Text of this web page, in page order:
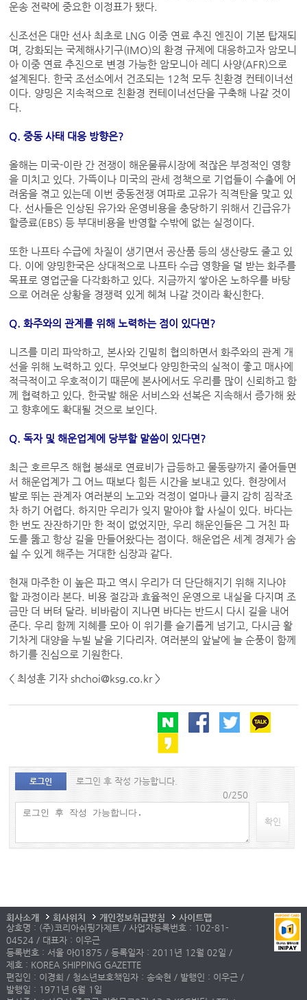
운송 전략에 중요한 이정표가 됐다.
신조선은 대만 선사 최초로 LNG 이중 연료 추진 엔진이 기본 탑재되
며, 강화되는 국제해사기구(IMO)의 환경 규제에 대응하고자 암모니
아 이중 연료 추진으로 변경 가능한 암모니아 레디 사양(AFR)으로
설계된다. 한국 조선소에서 건조되는 12척 모두 친환경 컨테이너선
이다. 양밍은 지속적으로 친환경 컨테이너선단을 구축해 나갈 것이
다.
Q. 중동 사태 대응 방향은?
올해는 미국-이란 간 전쟁이 해운물류시장에 적잖은 부정적인 영향
을 미치고 있다. 가뜩이나 미국의 관세 정책으로 기업들이 수출에 어
려움을 겪고 있는데 이번 중동전쟁 여파로 고유가 직격탄을 맞고 있
다. 선사들은 인상된 유가와 운영비용을 충당하기 위해서 긴급유가
할증료(EBS) 등 부대비용을 반영할 수밖에 없는 실정이다.
또한 나프타 수급에 차질이 생기면서 공산품 등의 생산량도 줄고 있
다. 이에 양밍한국은 상대적으로 나프타 수급 영향을 덜 받는 화주를
목표로 영업군을 다각화하고 있다. 지금까지 쌓아온 노하우를 바탕
으로 어려운 상황을 경쟁력 있게 헤쳐 나갈 것이라 확신한다.
Q. 화주와의 관계를 위해 노력하는 점이 있다면?
니즈를 미리 파악하고, 본사와 긴밀히 협의하면서 화주와의 관계 개
선을 위해 노력하고 있다. 무엇보다 양밍한국의 실적이 좋고 매사에
적극적이고 우호적이기 때문에 본사에서도 우리를 많이 신뢰하고 함
께 협력하고 있다. 한국발 해운 서비스와 선복은 지속해서 증가해 왔
고 향후에도 확대될 것으로 보인다.
Q. 독자 및 해운업계에 당부할 말씀이 있다면?
최근 호르무즈 해협 봉쇄로 연료비가 급등하고 물동량까지 줄어들면
서 해운업계가 그 어느 때보다 힘든 시간을 보내고 있다. 현장에서
발로 뛰는 관계자 여러분의 노고와 걱정이 얼마나 클지 감히 짐작조
차 하기 어렵다. 하지만 우리가 잊지 말아야 할 사실이 있다. 바다는
한 번도 잔잔하기만 한 적이 없었지만, 우리 해운인들은 그 거친 파
도를 뚫고 항상 길을 만들어왔다는 점이다. 해운업은 세계 경제가 숨
쉴 수 있게 해주는 거대한 심장과 같다.
현재 마주한 이 높은 파고 역시 우리가 더 단단해지기 위해 지나야
할 과정이라 본다. 비용 절감과 효율적인 운영으로 내실을 다지며 조
금만 더 버텨 달라. 비바람이 지나면 바다는 반드시 다시 길을 내어
준다. 우리 함께 지혜를 모아 이 위기를 슬기롭게 넘기고, 다시금 활
기차게 대양을 누빌 날을 기다리자. 여러분의 앞날에 늘 순풍이 함께
하기를 진심으로 기원한다.
< 최성훈 기자 shchoi@ksg.co.kr >
로그인
로그인 후 작성 가능합니다.
0/250
확인
회사소개 회사위치 개인정보취급방침
사이트맵
상호명 : (주)코리아쉬핑가제트 / 사업자등록번호 : 102-81-
04524 / 대표자 : 이우근
등록번호 : 서울 아01875 / 등록일자 : 2011년 12월 02일 /
제호 : KOREA SHIPPING GAZETTE
편집인 : 이경희 / 청소년보호책임자 : 송숙현 / 발행인 : 이우근 /
발행일 : 1971년 6월 1일